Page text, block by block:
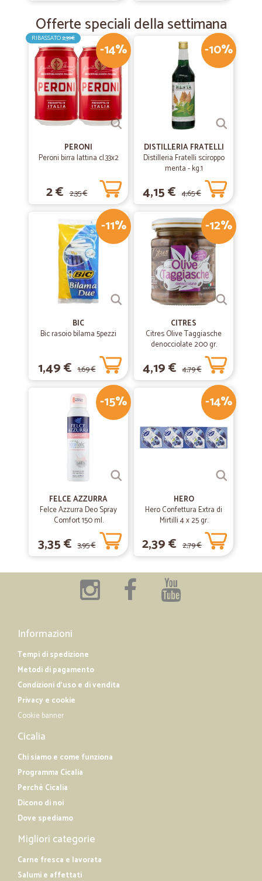
Offerte speciali della settimana
-14%
RIBASSATO2,39€
PERONI
Peroni birra lattina cl.33x2
2 € 2,35 €
-10%
DISTILLERIA FRATELLI
Distilleria Fratelli sciroppo
menta - kg.1
4,15 € 4,65 €
-11%
BIC
Bic rasoio bilama 5pezzi
1,49 € 1,69 €
-12%
CITRES
Citres Olive Taggiasche
denocciolate 200 gr.
4,19 € 4,79 €
-15%
FELCE AZZURRA
Felce Azzurra Deo Spray
Comfort 150 ml.
3,35 € 3,95 €
-14%
HERO
Hero Confettura Extra di
Mirtilli 4 x 25 gr.
2,39 € 2,79 €
Informazioni
Tempi di spedizione
Metodi di pagamento
Condizioni d'uso e di vendita
Privacy e cookie
Cookie banner
Cicalia
Chi siamo e come funziona
Programma Cicalia
Perché Cicalia
Dicono di noi
Dove spediamo
Migliori categorie
Carne fresca e lavorata
Salumi e affettati